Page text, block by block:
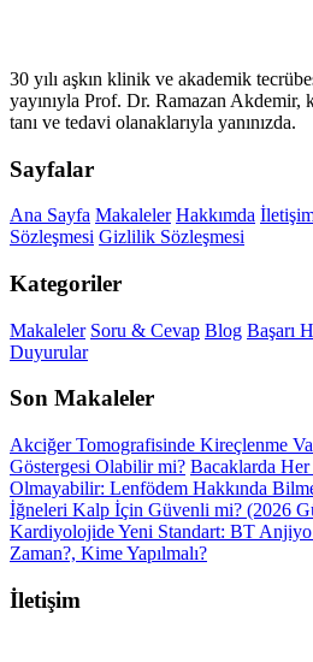
30 yılı aşkın klinik ve akademik
yayınıyla Prof. Dr. Ramazan Akdemir,
tanı ve tedavi olanaklarıyla yanınızda.
Sayfalar
Ana Sayfa Makaleler Hakkımda
Sözleşmesi Gizlilik Sözleşmesi
Kategoriler
Makaleler Soru & Cevap Blog Başarı
Duyurular
Son Makaleler
Akciğer Tomografisinde Kireçlenme
Göstergesi Olabilir mi? Bacaklarda
Olmayabilir: Lenfödem Hakkında
İğneleri Kalp İçin Güvenli mi? (2026
Kardiyolojide Yeni Standart: BT
Zaman?, Kime Yapılmalı?
İletişim